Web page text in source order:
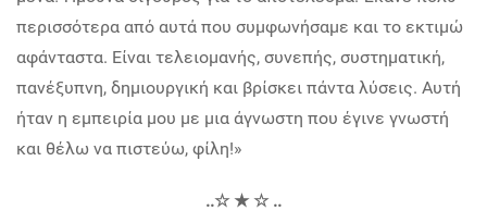
περισσότερα από αυτά που συμφωνήσαμε και το εκτιμώ
αφάνταστα. Είναι τελειομανής, συνεπής, συστηματική,
πανέξυπνη, δημιουργική και βρίσκει πάντα λύσεις. Αυτή
ήταν η εμπειρία μου με μια άγνωστη που έγινε γνωστή
και θέλω να πιστεύω, φίλη!»
..☆ ★ ☆ ..